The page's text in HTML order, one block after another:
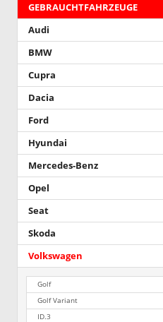
GEBRAUCHTFAHRZEUGE
Audi
BMW
Cupra
Dacia
Ford
Hyundai
Mercedes-Benz
Opel
Seat
Skoda
Volkswagen
Golf
Golf Variant
ID.3